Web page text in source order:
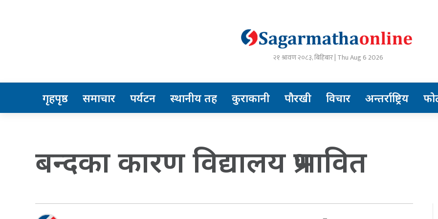
२१ श्रावण २०८३, बिहिबार | Thu Aug 6 2026
गृहपृष्ठ समाचार पर्यटन स्थानीय तह कुराकानी पौरखी विचार अन्तर्राष्ट्रिय
बन्दका कारण विद्यालय प्रभावित